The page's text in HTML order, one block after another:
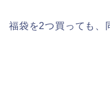
福袋を2つ買っても、